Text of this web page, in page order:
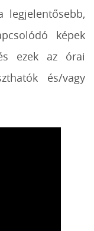
legjelentősebb,
képek
ezek az órai
és/vagy